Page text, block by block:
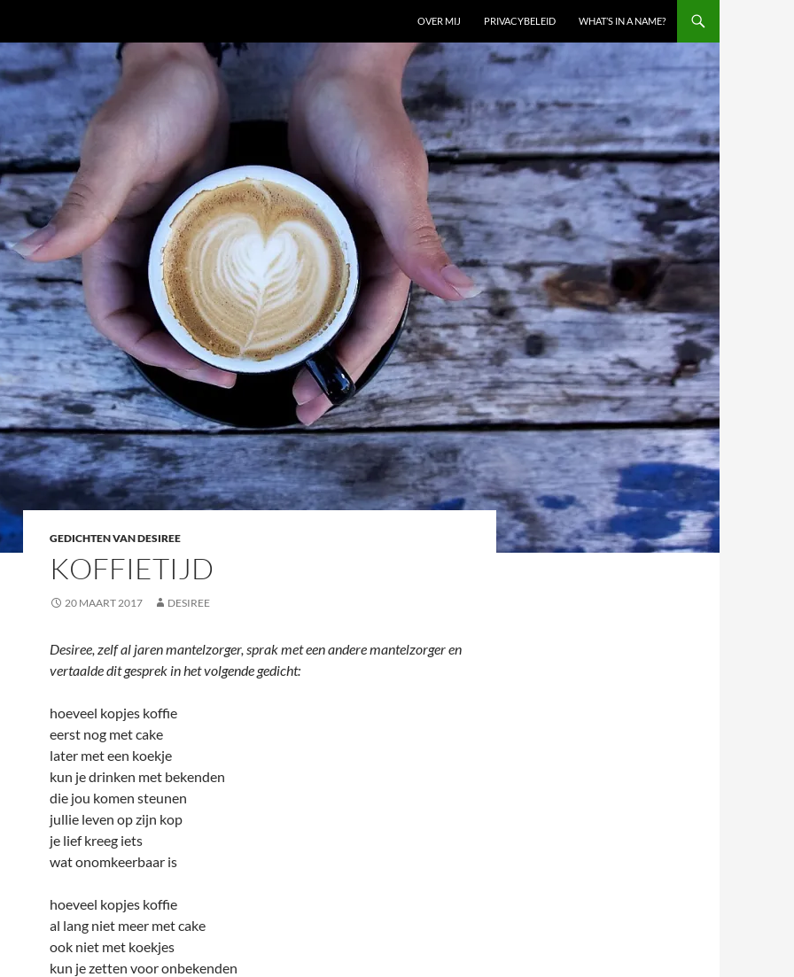
OVER MIJ PRIVACYBELEID WHAT’S IN A NAME?
GEDICHTEN VAN DESIREE
KOFFIETIJD
20 MAART 2017 DESIREE
Desiree, zelf al jaren mantelzorger, sprak met een andere mantelzorger en
vertaalde dit gesprek in het volgende gedicht:
hoeveel kopjes koffie
eerst nog met cake
later met een koekje
kun je drinken met bekenden
die jou komen steunen
jullie leven op zijn kop
je lief kreeg iets
wat onomkeerbaar is
hoeveel kopjes koffie
al lang niet meer met cake
ook niet met koekjes
kun je zetten voor onbekenden